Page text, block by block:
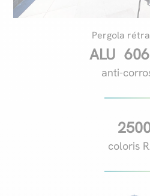
Pergola
ALU
anti-
coloris